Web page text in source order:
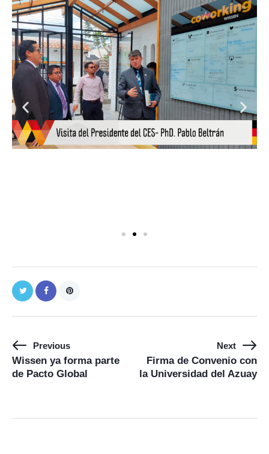
Previous
Wissen ya forma parte
de Pacto Global
Next
Firma de Convenio con
la Universidad del Azuay